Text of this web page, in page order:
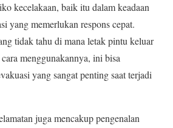
kecelakaan, baik itu dalam keadaan
yang memerlukan respons cepat.
tidak tahu di mana letak pintu keluar
menggunakannya, ini bisa
yang sangat penting saat terjadi
juga mencakup pengenalan